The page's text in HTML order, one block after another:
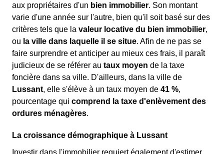
aux propriétaires d'un bien immobilier. Son montant
varie d'une année sur l'autre, bien qu'il soit basé sur des
critères tels que la valeur locative du bien immobilier,
ou la ville dans laquelle il se situe. Afin de ne pas se
faire surprendre et anticiper au mieux ces frais, il paraît
judicieux de se référer au taux moyen de la taxe
foncière dans sa ville. D'ailleurs, dans la ville de
Lussant, elle s'élève à un taux moyen de 41 %,
pourcentage qui comprend la taxe d'enlèvement des
ordures ménagères.
La croissance démographique à Lussant
Investir dans l'immobilier requiert également d'estimer